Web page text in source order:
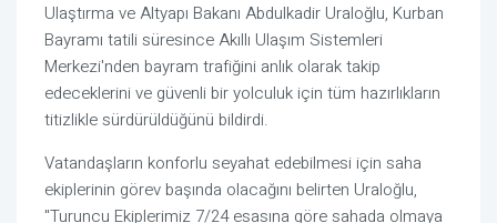
Ulaştırma ve Altyapı Bakanı Abdulkadir Uraloğlu, Kurban
Bayramı tatili süresince Akıllı Ulaşım Sistemleri
Merkezi'nden bayram trafiğini anlık olarak takip
edeceklerini ve güvenli bir yolculuk için tüm hazırlıkların
titizlikle sürdürüldüğünü bildirdi.
Vatandaşların konforlu seyahat edebilmesi için saha
ekiplerinin görev başında olacağını belirten Uraloğlu,
"Turuncu Ekiplerimiz 7/24 esasına göre sahada olmaya